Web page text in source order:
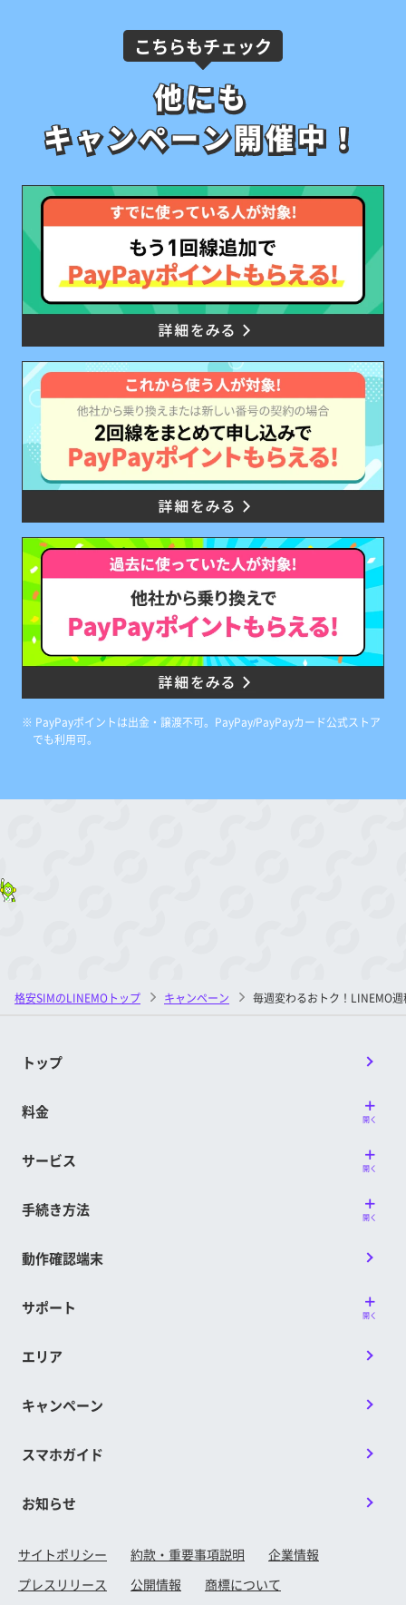
こちらもチェック
他にも
キャンペーン開催中！
他にも
キャンペーン開催中！
※ PayPayポイントは出金・譲渡不可。PayPay/PayPayカード公式ストア
でも利用可。
格安SIMのLINEMOトップ キャンペーン 毎週変わるおトク！LINEMO
トップ
料金 開く
サービス 開く
手続き方法 開く
動作確認端末
サポート 開く
エリア
キャンペーン
スマホガイド
お知らせ
サイトポリシー 約款・重要事項説明
企業情報
プレスリリース
公開情報
商標について